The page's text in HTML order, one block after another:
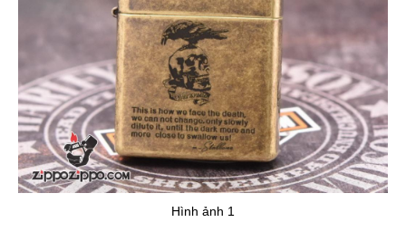
Hình ảnh 1